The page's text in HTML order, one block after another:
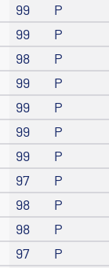
99
P
99
P
98
P
99
P
99
P
99
P
99
P
97
P
98
P
98
P
97
P